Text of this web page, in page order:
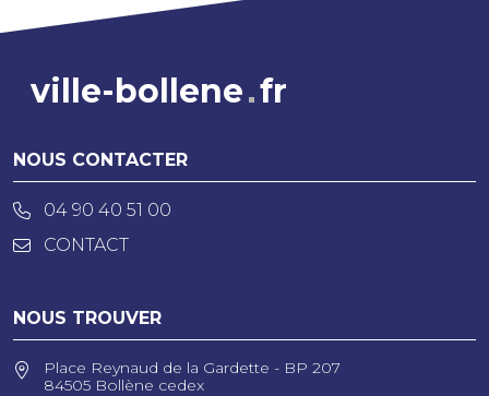
ville-bollene fr
NOUS CONTACTER
04 90 40 51 00
CONTACT
NOUS TROUVER
Place Reynaud de la Gardette - BP 207
84505 Bollène cedex